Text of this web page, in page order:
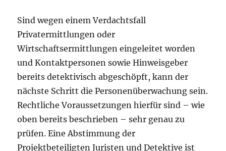
Sind wegen einem Verdachtsfall
Privatermittlungen oder
Wirtschaftsermittlungen eingeleitet worden
und Kontaktpersonen sowie Hinweisgeber
bereits detektivisch abgeschöpft, kann der
nächste Schritt die Personenüberwachung sein.
Rechtliche Voraussetzungen hierfür sind – wie
oben bereits beschrieben – sehr genau zu
prüfen. Eine Abstimmung der
Projektbeteiligten Juristen und Detektive ist